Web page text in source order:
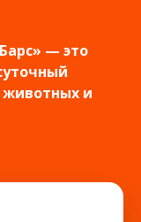
— это
животных и